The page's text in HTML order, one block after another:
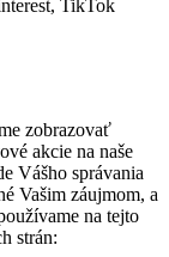
TikTok
zobrazovať
akcie na naše
Vášho správania
Vašim záujmom, a
na tejto
strán: